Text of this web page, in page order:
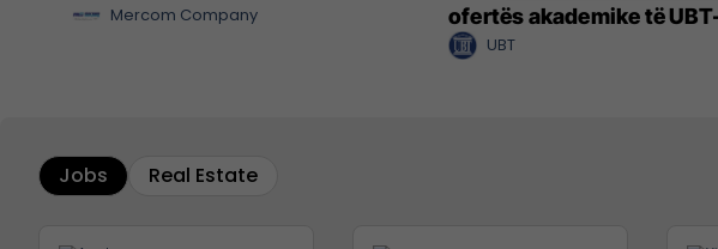
Mercom Company
ofertës akademike të
UBT
Jobs Real Estate